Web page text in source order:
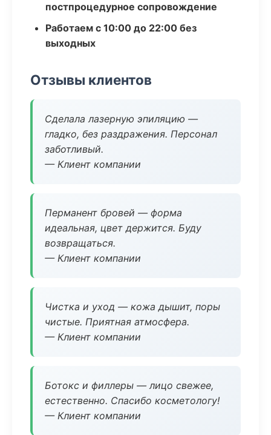
постпроцедурное сопровождение
Работаем с 10:00 до 22:00 без
выходных
Отзывы клиентов
Сделала лазерную эпиляцию —
гладко, без раздражения. Персонал
заботливый.
— Клиент компании
Перманент бровей — форма
идеальная, цвет держится. Буду
возвращаться.
— Клиент компании
Чистка и уход — кожа дышит, поры
чистые. Приятная атмосфера.
— Клиент компании
Ботокс и филлеры — лицо свежее,
естественно. Спасибо косметологу!
— Клиент компании